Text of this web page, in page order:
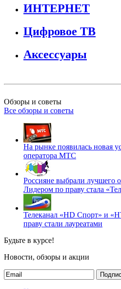
ИНТЕРНЕТ
Цифровое ТВ
Аксессуары
Обзоры и советы
Все обзоры и советы
На рынке появилась новая
оператора МТС
Россияне выбрали лучшего
Лидером по праву стала
Телеканал «HD Спорт» и
праву стали лауреатами
Будьте в курсе!
Новости, обзоры и акции